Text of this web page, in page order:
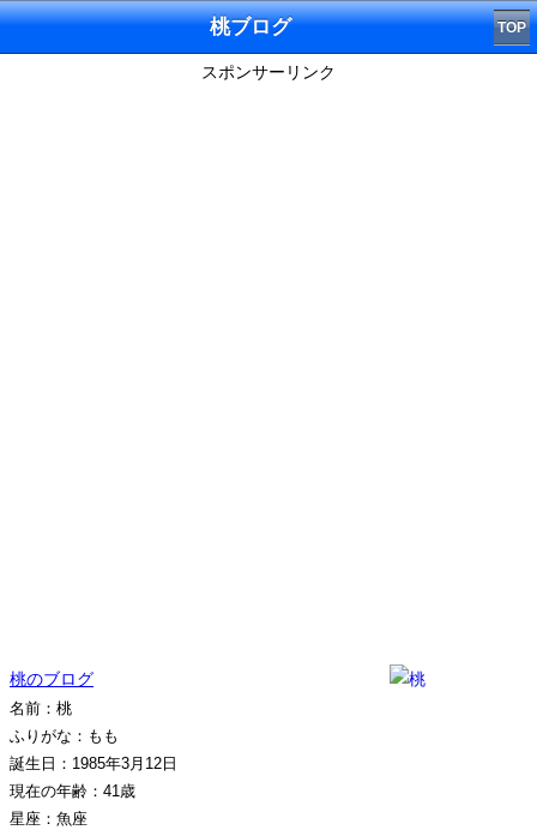
桃ブログ TOP
スポンサーリンク
桃のブログ
名前：桃
ふりがな：もも
誕生日：1985年3月12日
現在の年齢：41歳
星座：魚座